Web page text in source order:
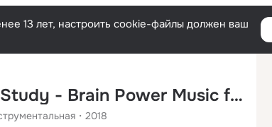
Русский
13 лет, настроить cookie-файлы должен ваш
20 Nerdy Songs to Study - Brain Power Music for Studying with Alpha Waves
2018